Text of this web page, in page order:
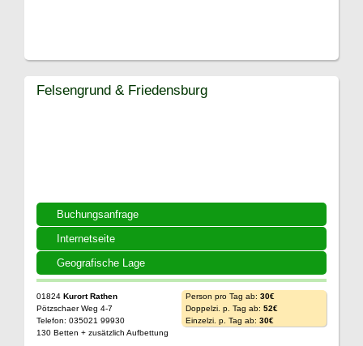
Buchungsanfrage
Internetseite
Geografische Lage
Felsengrund & Friedensburg
01824 Kurort Rathen
Pötzschaer Weg 4-7
Telefon: 035021 99930
130 Betten + zusätzlich Aufbettung
Person pro Tag ab: 30€
Doppelzi. p. Tag ab: 52€
Einzelzi. p. Tag ab: 30€